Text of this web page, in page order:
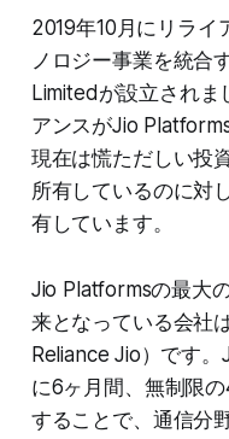
2019年10月にリライ
ノロジー事業を統合
Limitedが設立され
アンスがJio
現在は慌ただしい投
所有しているのに対
有しています。
Jio Platformsの最大
来となっている会社
Reliance Jio）です
に6ヶ月間、無制限
することで、通信分